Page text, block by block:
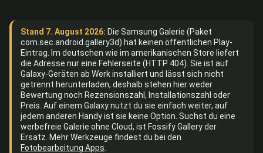
Stand 7. August 2026: Die Samsung Galerie (Paket
com.sec.android.gallery3d) hat keinen öffentlichen Play-
Eintrag. Im deutschen wie im amerikanischen Store liefert
die Adresse nur eine Fehlerseite (HTTP 404). Sie ist auf
Galaxy-Geräten ab Werk installiert und lässt sich nicht
getrennt herunterladen, deshalb stehen hier weder
Bewertung noch Rezensionszahl, Installationszahl oder
Preis. Auf einem Galaxy nutzt du sie einfach weiter, auf
jedem anderen Handy ist sie keine Option. Suchst du eine
werbefreie Galerie ohne Cloud, ist Fossify Gallery der
Ersatz. Mehr Werkzeuge findest du bei den
Fotobearbeitung Apps